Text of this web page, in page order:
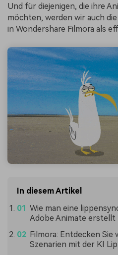
Und für diejenigen, die ihre
möchten, werden wir auch
in Wondershare Filmora als
In diesem Artikel
Wie man eine
Adobe Animate erstellt
Filmora: Entdecken
Szenarien mit der KI